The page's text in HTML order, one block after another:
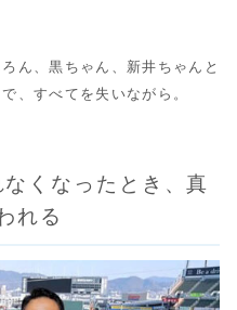
ん、黒ちゃん、新井ちゃんと
、すべてを失いながら。
くなったとき、真
れる